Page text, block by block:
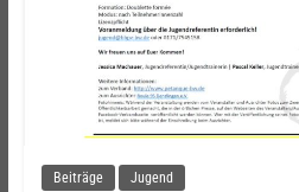
Beiträge Jugend